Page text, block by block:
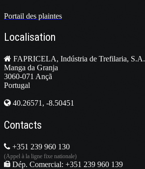
Portail des plaintes
Localisation
FAPRICELA, Indústria de Trefilaria, S.A.
Manga da Granja
3060-071 Ançã
Portugal
40.26571, -8.50451
Contacts
+351 239 960 130
(Appel à la ligne fixe nationale)
Dép. Comercial: +351 239 960 139